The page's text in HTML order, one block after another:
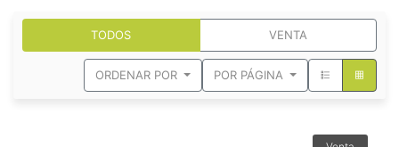
TODOS VENTA
ORDENAR POR POR PÁGINA